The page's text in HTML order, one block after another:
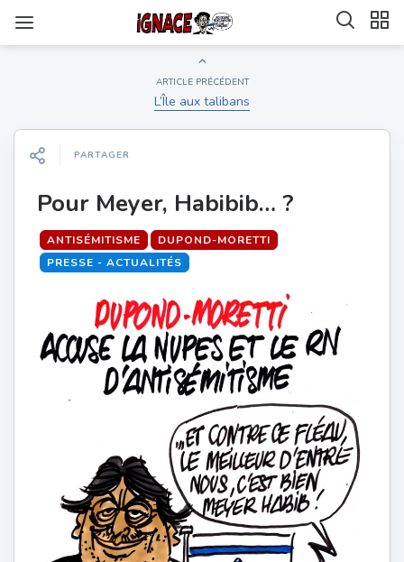
ARTICLE PRÉCÉDENT
L’Île aux talibans
PARTAGER
Pour Meyer, Habibib… ?
ANTISÉMITISME
DUPOND-MORETTI
PRESSE - ACTUALITÉS